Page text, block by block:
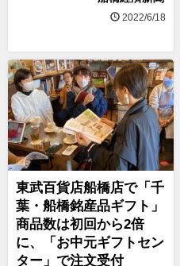
2022/6/18
東武百貨店船橋店で「千
葉・船橋銘産品ギフト」
商品数は初回から2倍
に、「お中元ギフトセン
ター」で注文受付